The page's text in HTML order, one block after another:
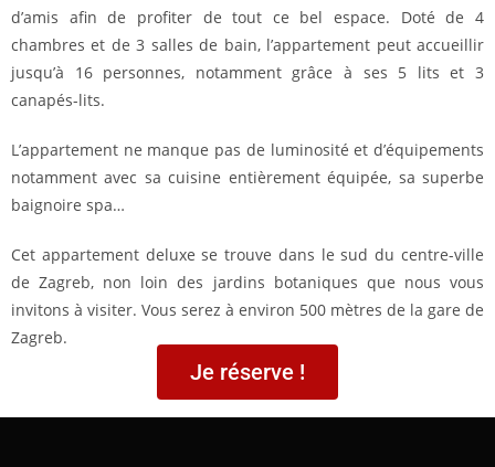
d’amis afin de profiter de tout ce bel espace. Doté de 4
chambres et de 3 salles de bain, l’appartement peut accueillir
jusqu’à 16 personnes, notamment grâce à ses 5 lits et 3
canapés-lits.
L’appartement ne manque pas de luminosité et d’équipements
notamment avec sa cuisine entièrement équipée, sa superbe
baignoire spa…
Cet appartement deluxe se trouve dans le sud du centre-ville
de Zagreb, non loin des jardins botaniques que nous vous
invitons à visiter. Vous serez à environ 500 mètres de la gare de
Zagreb.
Je réserve !